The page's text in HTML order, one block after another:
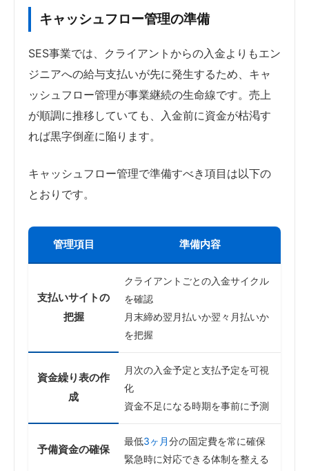
キャッシュフロー管理の準備
SES事業では、クライアントからの入金よりもエン
ジニアへの給与支払いが先に発生するため、キャ
ッシュフロー管理が事業継続の生命線です。売上
が順調に推移していても、入金前に資金が枯渇す
れば黒字倒産に陥ります。
キャッシュフロー管理で準備すべき項目は以下の
とおりです。
管理項目 準備内容
支払いサイトの
把握
クライアントごとの入金サイクル
を確認
月末締め翌月払いか翌々月払いか
を把握
資金繰り表の作
成
月次の入金予定と支払予定を可視
化
資金不足になる時期を事前に予測
予備資金の確保
最低3ヶ月分の固定費を常に確保
緊急時に対応できる体制を整える